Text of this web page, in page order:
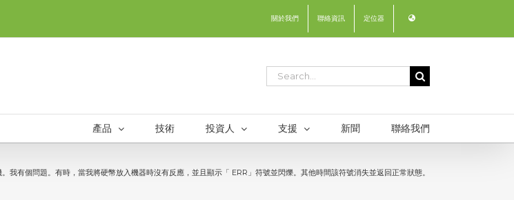
關於我們 聯絡資訊 定位器
Search
產品 技術 投資人 支援 新聞 聯絡我們
我有個問題。有時，當我將硬幣放入機器時沒有反應，並且顯示「 ERR」符號並閃爍。其他時間該符號消失並返回正常狀態。